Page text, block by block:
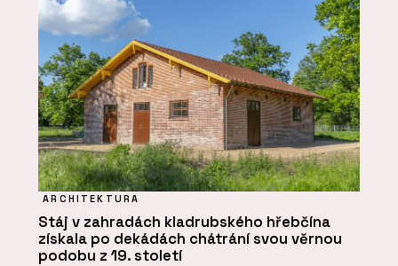
ARCHITEKTURA
Stáj v zahradách kladrubského hřebčína
získala po dekádách chátrání svou věrnou
podobu z 19. století